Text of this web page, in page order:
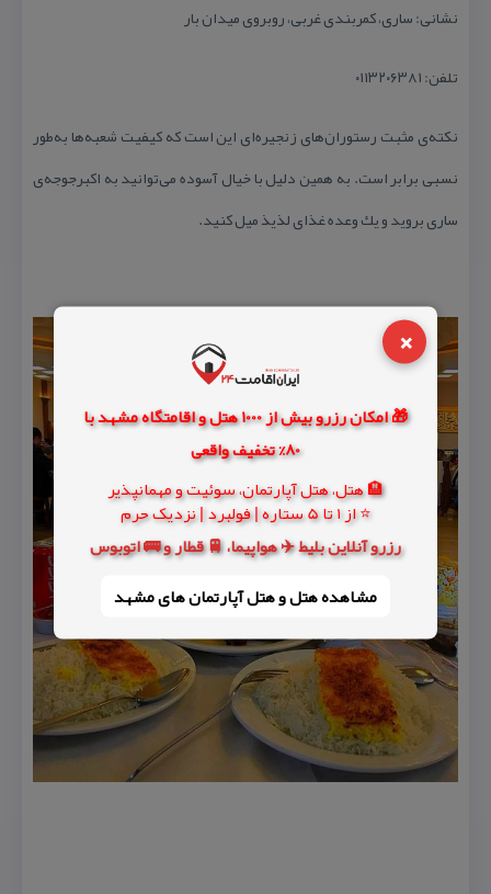
×
🎁 امکان رزرو بیش از 1000 هتل و اقامتگاه مشهد با
80% تخفیف واقعی
🏨 هتل، هتل آپارتمان، سوئیت و مهمانپذیر
⭐ از 1 تا 5 ستاره | فولبرد | نزدیک حرم
رزرو آنلاین بلیط ✈️ هواپیما، 🚆 قطار و 🚌 اتوبوس
مشاهده هتل و هتل‌ آپارتمان های مشهد
نشانی: ساری، كمربندی غربی، روبروی میدان بار
تلفن: ۰۱۱۳۲۰۶۳۸۱
نكته‌ی مثبت رستوران‌های زنجیره‌ای این است كه كیفیت شعبه‌ها به‌طور
نسبی برابر است. به همین دلیل با خیال آسوده می‌توانید به اكبرجوجه‌ی
ساری بروید و یك وعده غذای لذیذ میل كنید.